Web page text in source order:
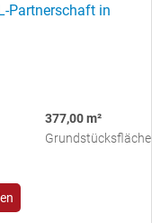
Partnerschaft in
377,00 m²
Grundstücksfläche